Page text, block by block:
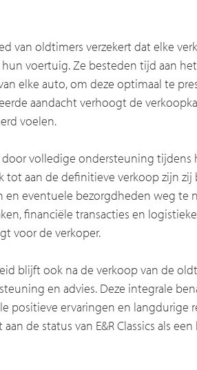
van oldtimers verzekert dat elke
voertuig. Ze besteden tijd aan
elke auto, om deze optimaal te
aandacht verhoogt de
voelen.
door volledige ondersteuning tijdens
tot aan de definitieve verkoop zijn zij
eventuele bezorgdheden weg te
financiële transacties en
voor de verkoper.
blijft ook na de verkoop van de
en advies. Deze integrale
positieve ervaringen en langdurige
de status van E&R Classics als